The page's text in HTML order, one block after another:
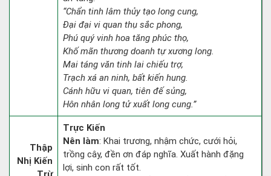
“Chẩn tinh lâm thủy tạo long cung,
Đại đại vi quan thụ sắc phong,
Phú quý vinh hoa tăng phúc thọ,
Khố mãn thương doanh tự xương long.
Mai táng văn tinh lai chiếu trợ,
Trạch xá an ninh, bất kiến hung.
Cánh hữu vi quan, tiên đế sủng,
Hôn nhân long tử xuất long cung.”
Thập
Nhị Kiến
Trực Kiến
Nên làm: Khai trương, nhậm chức, cưới hỏi,
trồng cây, đền ơn đáp nghĩa. Xuất hành đặng
lợi, sinh con rất tốt.